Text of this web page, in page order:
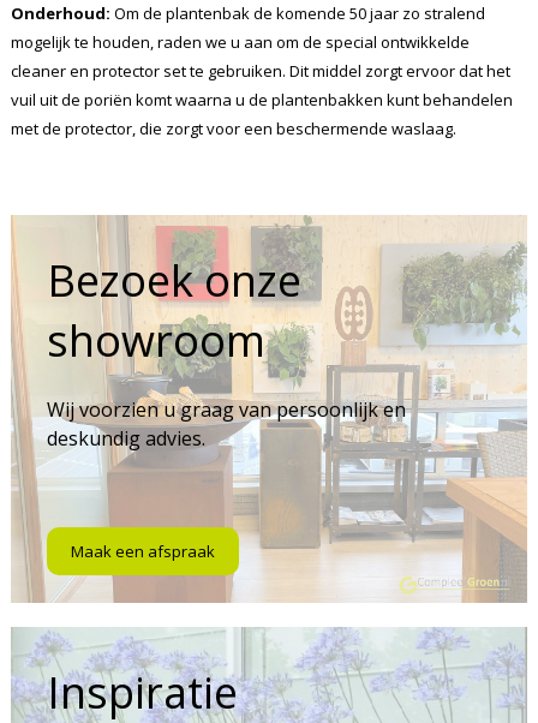
Onderhoud: Om de plantenbak de komende 50 jaar zo stralend
mogelijk te houden, raden we u aan om de special ontwikkelde
cleaner en protector set te gebruiken. Dit middel zorgt ervoor dat het
vuil uit de poriën komt waarna u de plantenbakken kunt behandelen
met de protector, die zorgt voor een beschermende waslaag.
Bezoek onze
showroom
Wij voorzien u graag van persoonlijk en
deskundig advies.
Maak een afspraak
Inspiratie